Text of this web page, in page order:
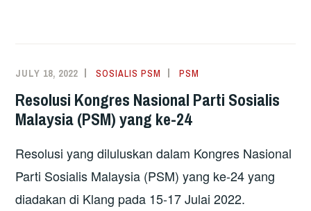
JULY 18, 2022 SOSIALIS PSM PSM
Resolusi Kongres Nasional Parti Sosialis
Malaysia (PSM) yang ke-24
Resolusi yang diluluskan dalam Kongres Nasional
Parti Sosialis Malaysia (PSM) yang ke-24 yang
diadakan di Klang pada 15-17 Julai 2022.